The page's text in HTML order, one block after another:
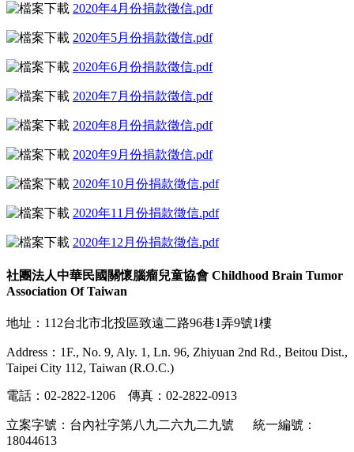
2020年4月份捐款徵信.pdf
2020年5月份捐款徵信.pdf
2020年6月份捐款徵信.pdf
2020年7月份捐款徵信.pdf
2020年8月份捐款徵信.pdf
2020年9月份捐款徵信.pdf
2020年10月份捐款徵信.pdf
2020年11月份捐款徵信.pdf
2020年12月份捐款徵信.pdf
社團法人中華民國關懷腦瘤兒童協會 Childhood Brain Tumor
Association Of Taiwan
地址：112台北市北投區致遠二路96巷1弄9號1樓
Address：1F., No. 9, Aly. 1, Ln. 96, Zhiyuan 2nd Rd., Beitou Dist.,
Taipei City 112, Taiwan (R.O.C.)
電話：02-2822-1206 傳真：02-2822-0913
立案字號：台內社字第八九二六九二九號 統一編號：
18044613